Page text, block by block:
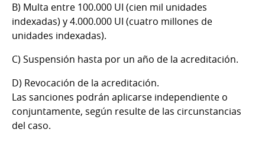
B) Multa entre 100.000 UI (cien mil unidades
indexadas) y 4.000.000 UI (cuatro millones de
unidades indexadas).
C) Suspensión hasta por un año de la acreditación.
D) Revocación de la acreditación.
Las sanciones podrán aplicarse independiente o
conjuntamente, según resulte de las circunstancias
del caso.